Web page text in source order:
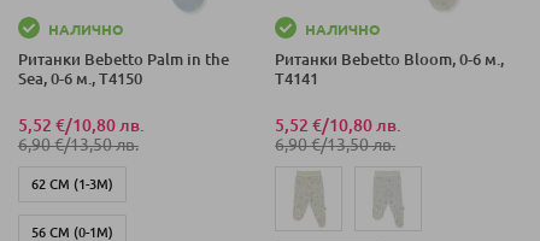
НАЛИЧНО
Ританки Bebetto Palm in the
Sea, 0-6 м., T4150
5,52 €/10,80 лв.
6,90 €/13,50 лв.
62 СМ (1-3М)
56 СМ (0-1М)
НАЛИЧНО
Ританки Bebetto Bloom, 0-6 м.,
T4141
5,52 €/10,80 лв.
6,90 €/13,50 лв.